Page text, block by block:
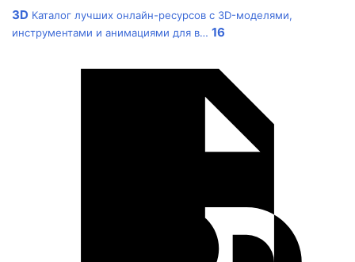
3D Каталог лучших онлайн-ресурсов с 3D-моделями,
инструментами и анимациями для в… 16